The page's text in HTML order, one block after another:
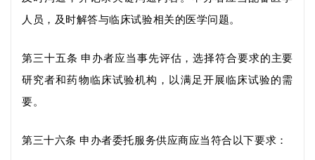
人员，及时解答与临床试验相关的医学问题。
第三十五条 申办者应当事先评估，选择符合要求的主要
研究者和药物临床试验机构，以满足开展临床试验的需
要。
第三十六条 申办者委托服务供应商应当符合以下要求：